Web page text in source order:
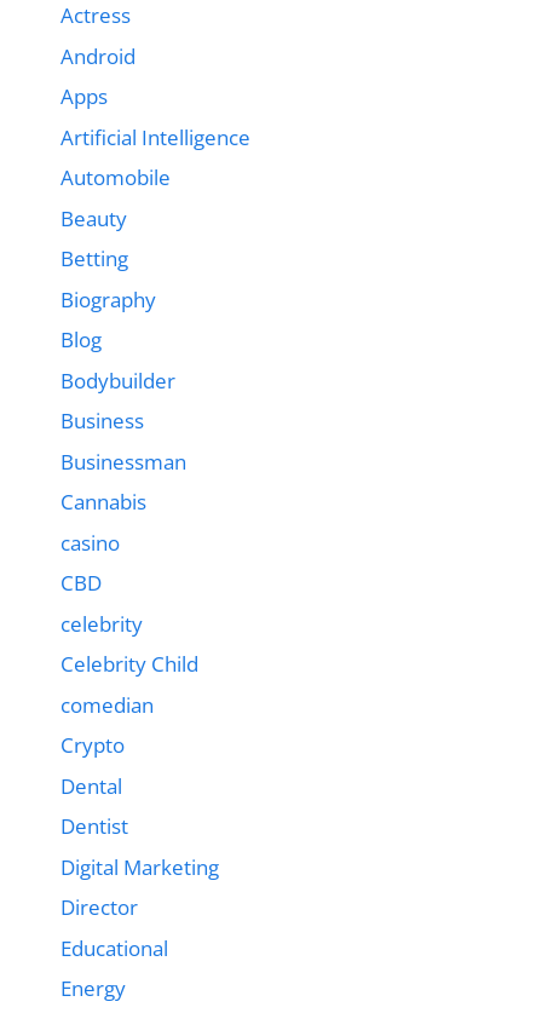
Actress
Android
Apps
Artificial Intelligence
Automobile
Beauty
Betting
Biography
Blog
Bodybuilder
Business
Businessman
Cannabis
casino
CBD
celebrity
Celebrity Child
comedian
Crypto
Dental
Dentist
Digital Marketing
Director
Educational
Energy